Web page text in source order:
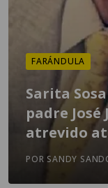
FARÁNDULA
Sarita
padre José
atrevido
POR SANDY